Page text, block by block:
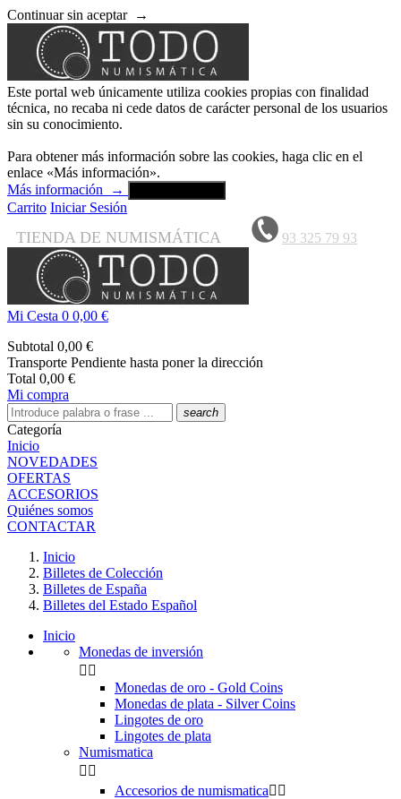
Continuar sin aceptar →
Este portal web únicamente utiliza cookies propias con finalidad
técnica, no recaba ni cede datos de carácter personal de los usuarios
sin su conocimiento.
Para obtener más información sobre las cookies, haga clic en el
enlace «Más información».
Más información
→
Carrito Iniciar Sesión
TIENDA DE NUMISMÁTICA 93 325 79 93
Mi Cesta 0 0,00 €
Subtotal 0,00 €
Transporte Pendiente hasta poner la dirección
Total 0,00 €
Mi compra
search
Categoría
Inicio
NOVEDADES
OFERTAS
ACCESORIOS
Quiénes somos
CONTACTAR
Inicio
Billetes de Colección
Billetes de España
Billetes del Estado Español
Inicio
Monedas de inversión
 
Monedas de oro - Gold Coins
Monedas de plata - Silver Coins
Lingotes de oro
Lingotes de plata
Numismatica
 
Accesorios de numismatica 